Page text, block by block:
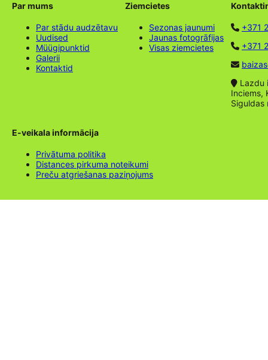
Par mums
Par stādu audzētavu
Uudised
Müügipunktid
Galerii
Kontaktid
Ziemcietes
Sezonas jaunumi
Jaunas fotogrāfijas
Visas ziemcietes
+371
+371
Lazdu
Inciems,
Siguldas
E-veikala informācija
Privātuma politika
Distances pirkuma noteikumi
Preču atgriešanas paziņojums